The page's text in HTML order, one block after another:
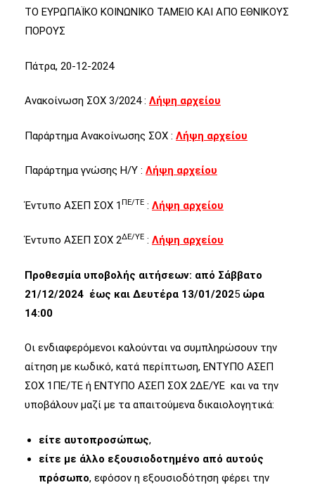
ΤΟ ΕΥΡΩΠΑΪΚΟ ΚΟΙΝΩΝΙΚΟ ΤΑΜΕΙΟ ΚΑΙ ΑΠΟ ΕΘΝΙΚΟΥΣ
ΠΟΡΟΥΣ
Πάτρα, 20-12-2024
Ανακοίνωση ΣΟΧ 3/2024 : Λήψη αρχείου
Παράρτημα Ανακοίνωσης ΣΟΧ : Λήψη αρχείου
Παράρτημα γνώσης Η/Υ : Λήψη αρχείου
Έντυπο ΑΣΕΠ ΣΟΧ 1ΠΕ/ΤΕ : Λήψη αρχείου
Έντυπο ΑΣΕΠ ΣΟΧ 2ΔΕ/ΥΕ : Λήψη αρχείου
Προθεσμία υποβολής αιτήσεων: από Σάββατο
21/12/2024 έως και Δευτέρα 13/01/2025 ώρα
14:00
Οι ενδιαφερόμενοι καλούνται να συμπληρώσουν την
αίτηση με κωδικό, κατά περίπτωση, ΕΝΤΥΠΟ ΑΣΕΠ
ΣΟΧ 1ΠΕ/ΤΕ ή ΕΝΤΥΠΟ ΑΣΕΠ ΣΟΧ 2ΔΕ/ΥΕ και να την
υποβάλουν μαζί με τα απαιτούμενα δικαιολογητικά:
είτε αυτοπροσώπως,
είτε με άλλο εξουσιοδοτημένο από αυτούς
πρόσωπο, εφόσον η εξουσιοδότηση φέρει την